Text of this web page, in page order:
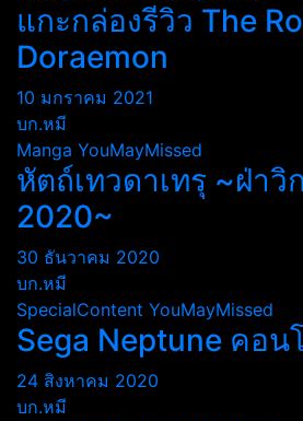
แกะกล่องรีวิว The
Doraemon
10 มกราคม 2021
บก.หมี
Manga YouMayMissed
หัตถ์เทวดาเทรุ ~ฝ่าวิ
2020~
30 ธันวาคม 2020
บก.หมี
SpecialContent YouMayMissed
Sega Neptune คอน
24 สิงหาคม 2020
บก.หมี